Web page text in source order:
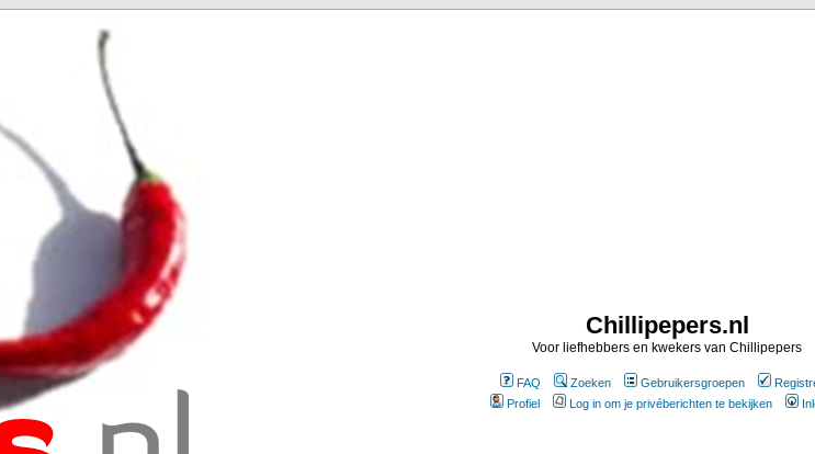
Chillipepers.nl
Voor liefhebbers en kwekers van Chillipepers
FAQ Zoeken Gebruikersgroepen
Profiel
Log in om je privéberichten te bekijken